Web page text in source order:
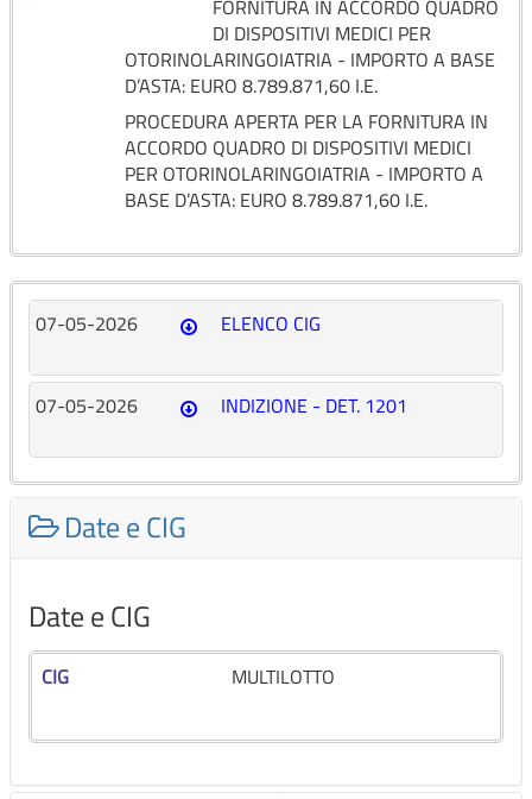
FORNITURA IN ACCORDO QUADRO
DI DISPOSITIVI MEDICI PER
OTORINOLARINGOIATRIA - IMPORTO A BASE
D’ASTA: EURO 8.789.871,60 I.E.
PROCEDURA APERTA PER LA FORNITURA IN
ACCORDO QUADRO DI DISPOSITIVI MEDICI
PER OTORINOLARINGOIATRIA - IMPORTO A
BASE D’ASTA: EURO 8.789.871,60 I.E.
07-05-2026 ELENCO CIG
07-05-2026 INDIZIONE - DET. 1201
Date e CIG
Date e CIG
CIG MULTILOTTO